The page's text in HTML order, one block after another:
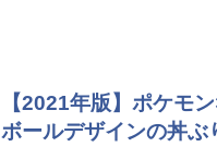
【2021年版】ポケモ
ボールデザインの丼ぶ